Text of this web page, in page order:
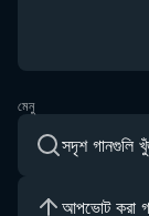
মেনু
সদৃশ গানগুলি
আপভোট করা